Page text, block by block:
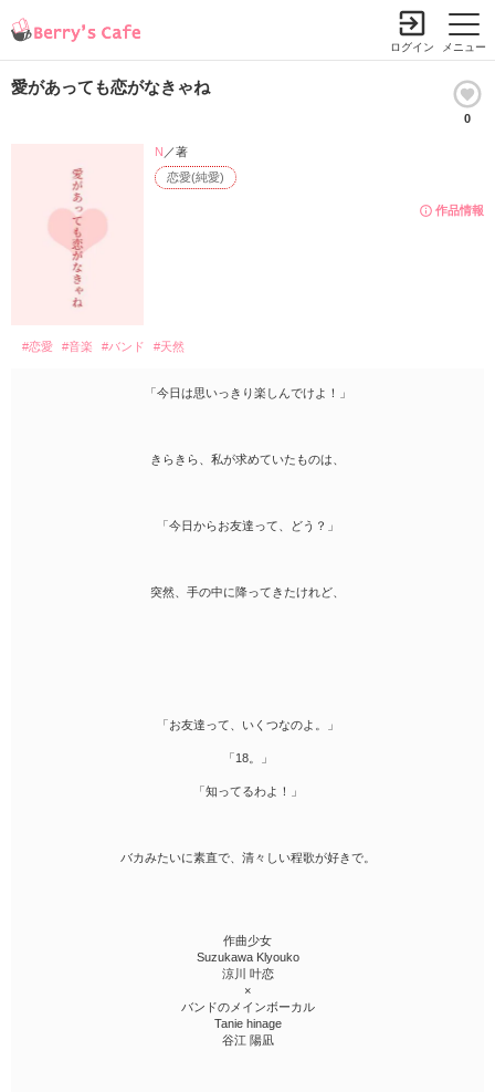
メニュー
ログイン
愛があっても恋がなきゃね
0
作品情報
恋愛(純愛)
N ／著
#恋愛 #音楽 #バンド #天然
「今日は思いっきり楽しんでけよ！」
きらきら、私が求めていたものは、
「今日からお友達って、どう？」
突然、手の中に降ってきたけれど、
「お友達って、いくつなのよ。」
「18。」
「知ってるわよ！」
バカみたいに素直で、清々しい程歌が好きで。
作曲少女
Suzukawa Klyouko
涼川 叶恋
×
バンドのメインボーカル
Tanie hinage
谷江 陽凪